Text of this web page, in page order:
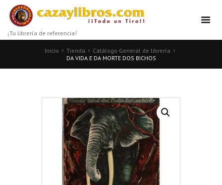
¡Tu librería de referencia!
Inicio Tienda
Catálogo General de librería
DA VIDA E DA MORTE DOS BICHOS